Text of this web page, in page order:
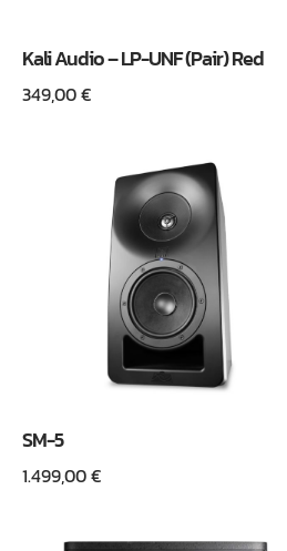
Kali Audio – LP-UNF (Pair) Red
349,00€
SM-5
1.499,00€